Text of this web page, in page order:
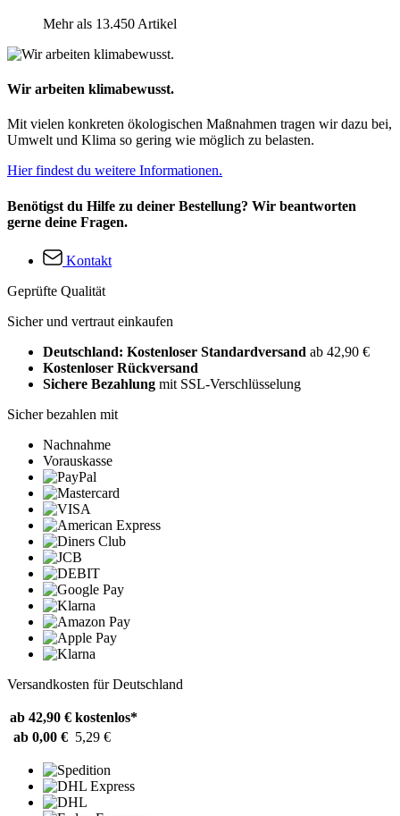
Mehr als 13.450 Artikel
Wir arbeiten klimabewusst.
Mit vielen konkreten ökologischen Maßnahmen tragen wir dazu bei,
Umwelt und Klima so gering wie möglich zu belasten.
Hier findest du weitere Informationen.
Benötigst du Hilfe zu deiner Bestellung? Wir beantworten
gerne deine Fragen.
Kontakt
Geprüfte Qualität
Sicher und vertraut einkaufen
Deutschland: Kostenloser Standardversand ab 42,90 €
Kostenloser Rückversand
Sichere Bezahlung mit SSL-Verschlüsselung
Sicher bezahlen mit
Nachnahme
Vorauskasse
Versandkosten für Deutschland
ab 42,90 € kostenlos*
ab 0,00 € 5,29 €